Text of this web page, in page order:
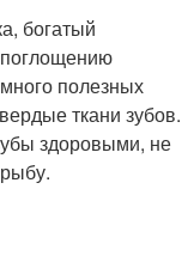
богатый
полезных
ткани зубов.
здоровыми, не